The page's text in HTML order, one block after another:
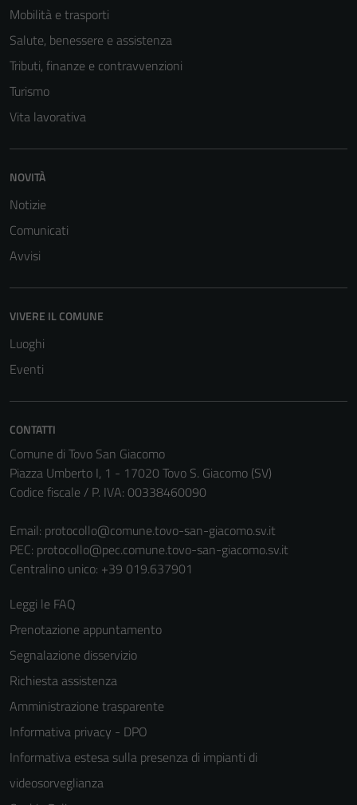
Mobilità e trasporti
Salute, benessere e assistenza
Tributi, finanze e contravvenzioni
Turismo
Vita lavorativa
NOVITÀ
Notizie
Comunicati
Avvisi
VIVERE IL COMUNE
Luoghi
Eventi
CONTATTI
Comune di Tovo San Giacomo
Piazza Umberto I, 1 - 17020 Tovo S. Giacomo (SV)
Codice fiscale / P. IVA: 00338460090
Email: protocollo@comune.tovo-san-giacomo.sv.it
PEC: protocollo@pec.comune.tovo-san-giacomo.sv.it
Centralino unico: +39 019.637901
Leggi le FAQ
Prenotazione appuntamento
Segnalazione disservizio
Richiesta assistenza
Amministrazione trasparente
Informativa privacy - DPO
Informativa estesa sulla presenza di impianti di
videosorveglianza